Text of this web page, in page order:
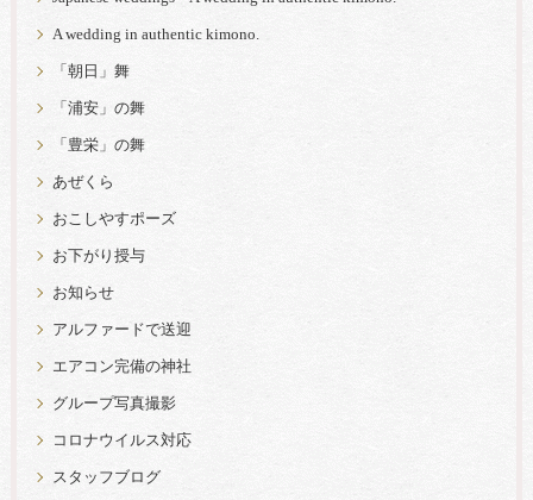
A wedding in authentic kimono.
「朝日」舞
「浦安」の舞
「豊栄」の舞
あぜくら
おこしやすポーズ
お下がり授与
お知らせ
アルファードで送迎
エアコン完備の神社
グループ写真撮影
コロナウイルス対応
スタッフブログ